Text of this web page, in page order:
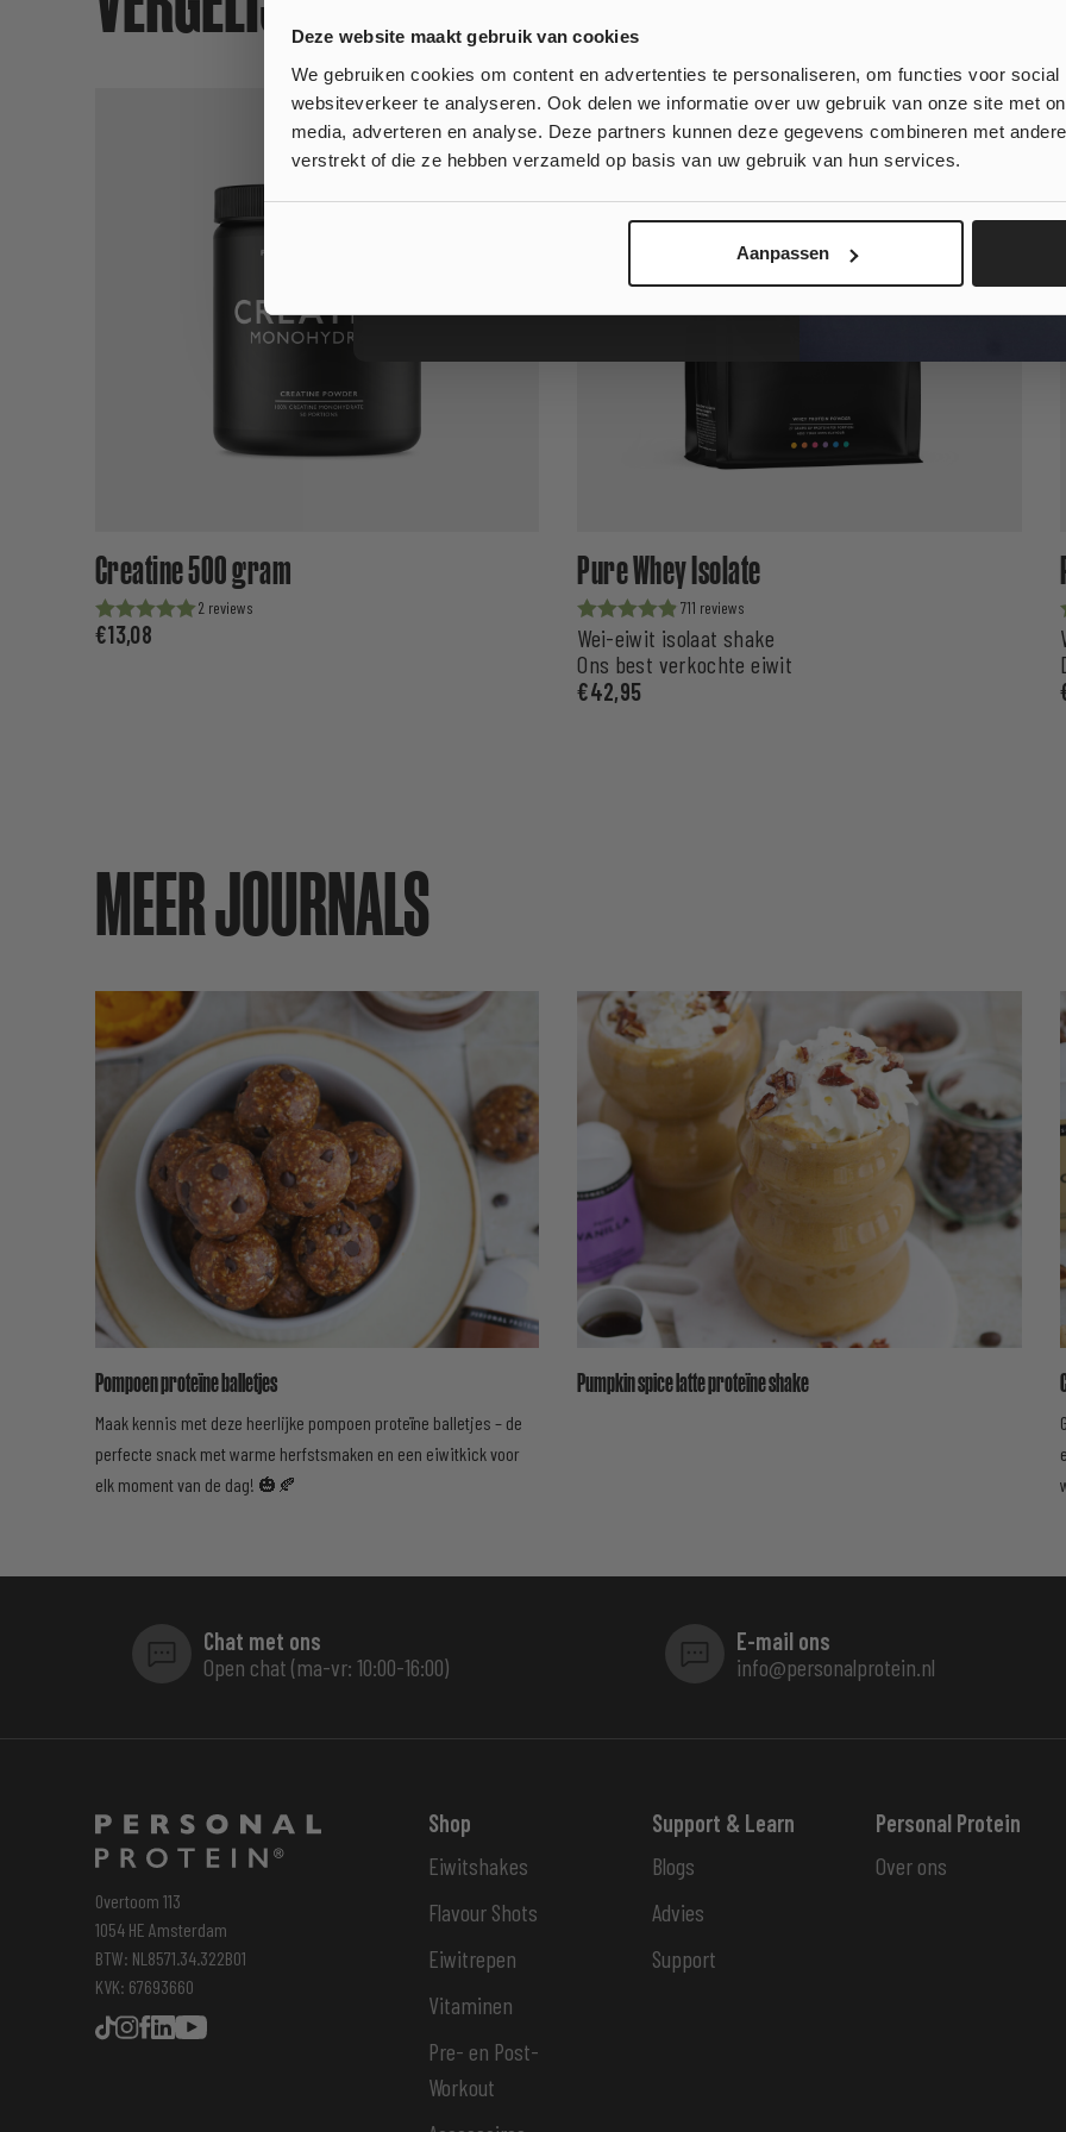
Deze website maakt gebruik van cookies
We gebruiken cookies om content en advertenties te personaliseren, om functies voor
websiteverkeer te analyseren. Ook delen we informatie over uw gebruik van onze site met
media, adverteren en analyse. Deze partners kunnen deze gegevens combineren met
verstrekt of die ze hebben verzameld op basis van uw gebruik van hun services.
Aanpassen
Creatine 500 gram
Waardering
2
€13,08
Pure Whey Isolate
Waardering
uit 5
711
Wei-eiwit isolaat shake
Ons best verkochte eiwit
€42,95
MEER JOURNALS
Pompoen proteïne balletjes
Maak kennis met deze heerlijke pompoen proteïne balletjes – de
perfecte snack met warme herfstsmaken en een eiwitkick voor
elk moment van de dag! 🎃🍂
Pumpkin spice latte proteïne shake
Chat met ons
Open chat (ma-vr: 10:00-16:00)
E-mail ons
info@personalprotein.nl
Overtoom 113
1054 HE Amsterdam
BTW: NL8571.34.322B01
KVK: 67693660
Shop
Eiwitshakes
Flavour Shots
Eiwitrepen
Vitaminen
Pre- en Post-
Workout
Support & Learn
Blogs
Advies
Support
Personal Protein
Over ons
Wil je 10% korting
op jouw bestelling?
Ja, klinkt goed!